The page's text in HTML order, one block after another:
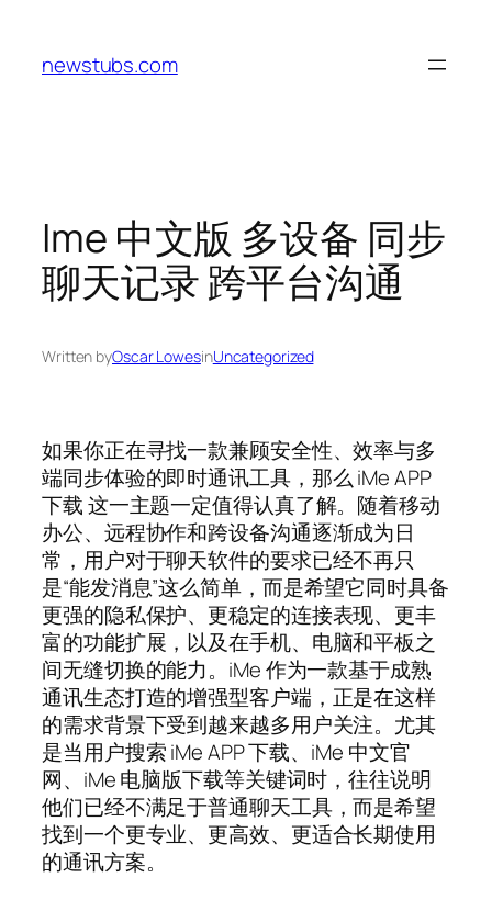
content
newstubs.com
Ime 中文版 多设备 同步
聊天记录 跨平台沟通
Written byOscar LowesinUncategorized
如果你正在寻找一款兼顾安全性、效率与多
端同步体验的即时通讯工具，那么 iMe APP
下载 这一主题一定值得认真了解。随着移动
办公、远程协作和跨设备沟通逐渐成为日
常，用户对于聊天软件的要求已经不再只
是“能发消息”这么简单，而是希望它同时具备
更强的隐私保护、更稳定的连接表现、更丰
富的功能扩展，以及在手机、电脑和平板之
间无缝切换的能力。iMe 作为一款基于成熟
通讯生态打造的增强型客户端，正是在这样
的需求背景下受到越来越多用户关注。尤其
是当用户搜索 iMe APP 下载、iMe 中文官
网、iMe 电脑版下载等关键词时，往往说明
他们已经不满足于普通聊天工具，而是希望
找到一个更专业、更高效、更适合长期使用
的通讯方案。